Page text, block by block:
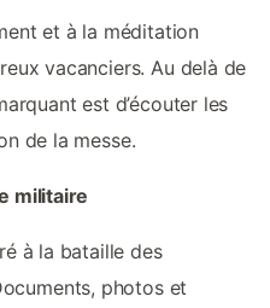
et à la méditation
vacanciers. Au delà de
est d’écouter les
de la messe.
militaire
à la bataille des
photos et